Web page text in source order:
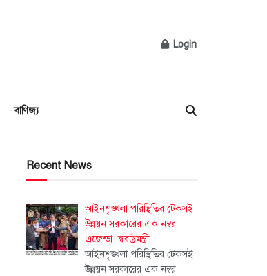
Login
বাণিজ্য
Recent News
আইনশৃঙ্খলা পরিস্থিতির টেকসই
উন্নয়ন সরকারের এক নম্বর
এজেন্ডা: স্বরাষ্ট্রমন্ত্রী
আইনশৃঙ্খলা পরিস্থিতির টেকসই
উন্নয়ন সরকারের এক নম্বর